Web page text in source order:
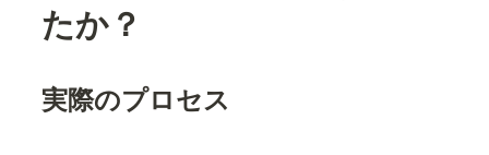
たか？
実際のプロセス